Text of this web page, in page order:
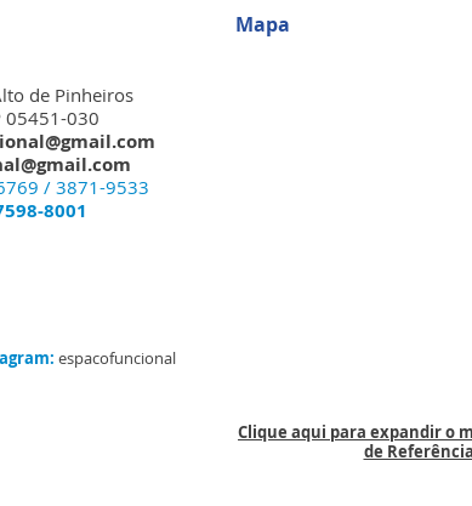
de Pinheiros
05451-030
/ 3871-9533
8001
espacofuncional
Mapa
Clique aqui para expandir o
de Referência